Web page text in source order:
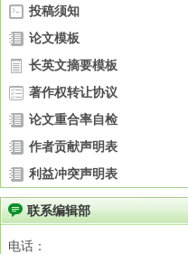
投稿须知
论文模板
长英文摘要模板
著作权转让协议
论文重合率自检
作者贡献声明表
利益冲突声明表
联系编辑部
电话：